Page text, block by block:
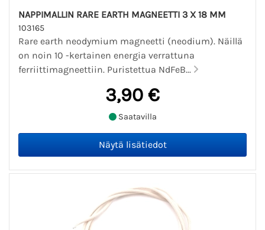
NAPPIMALLIN RARE EARTH MAGNEETTI 3 X 18 MM
103165
Rare earth neodymium magneetti (neodium). Näillä
on noin 10 -kertainen energia verrattuna
ferriittimagneettiin. Puristettua NdFeB...
3,90 €
Saatavilla